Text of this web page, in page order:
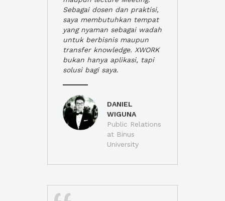
Sebagai dosen dan praktisi,
saya membutuhkan tempat
yang nyaman sebagai wadah
untuk berbisnis maupun
transfer knowledge. XWORK
bukan hanya aplikasi, tapi
solusi bagi saya.
DANIEL
WIGUNA
Public Relations
at Binus
University